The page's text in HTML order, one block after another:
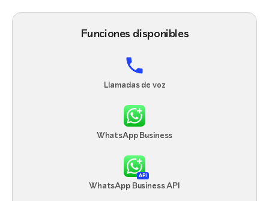
Funciones disponibles
Llamadas de voz
WhatsApp Business
API
WhatsApp Business API